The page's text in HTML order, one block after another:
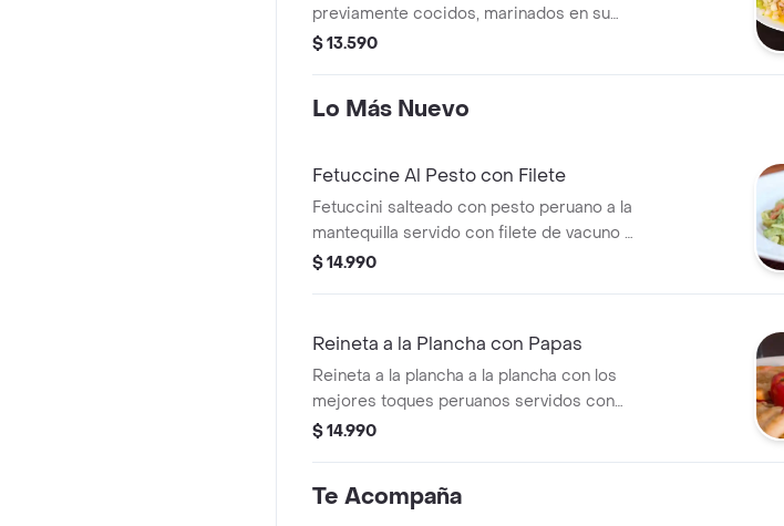
previamente cocidos, marinados en su
jugo de limón de pica, punto de ají
$ 13.590
Lo Más Nuevo
Fetuccine Al Pesto con Filete
Fetuccini salteado con pesto peruano a la
mantequilla servido con filete de vacuno a
la plancha y queso
$ 14.990
Reineta a la Plancha con Papas
Reineta a la plancha a la plancha con los
mejores toques peruanos servidos con
papas salteados con mantequilla bañadas
$ 14.990
Te Acompaña